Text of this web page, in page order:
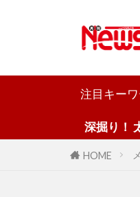
注目キー
深掘り！ 太
HOME